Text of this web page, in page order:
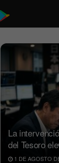
La
del Tesoro
1 DE AGOSTO